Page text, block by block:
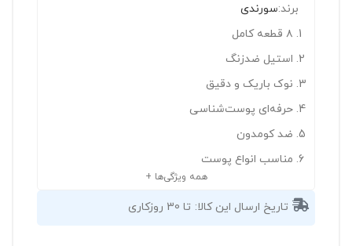
برند:سورندی
۸ قطعه کامل
استیل ضدزنگ
نوک باریک و دقیق
حرفه‌ای پوست‌شناسی
ضد کومدون
مناسب انواع پوست
همه ویژگی‌ها +
تاریخ ارسال این کالا: تا 30 روزکاری